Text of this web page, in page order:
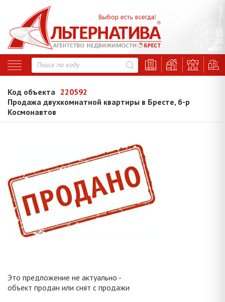
Код объекта 220592
Продажа двухкомнатной квартиры в Бресте, б-р
Космонавтов
Это предложение не актуально -
объект продан или снят с продажи